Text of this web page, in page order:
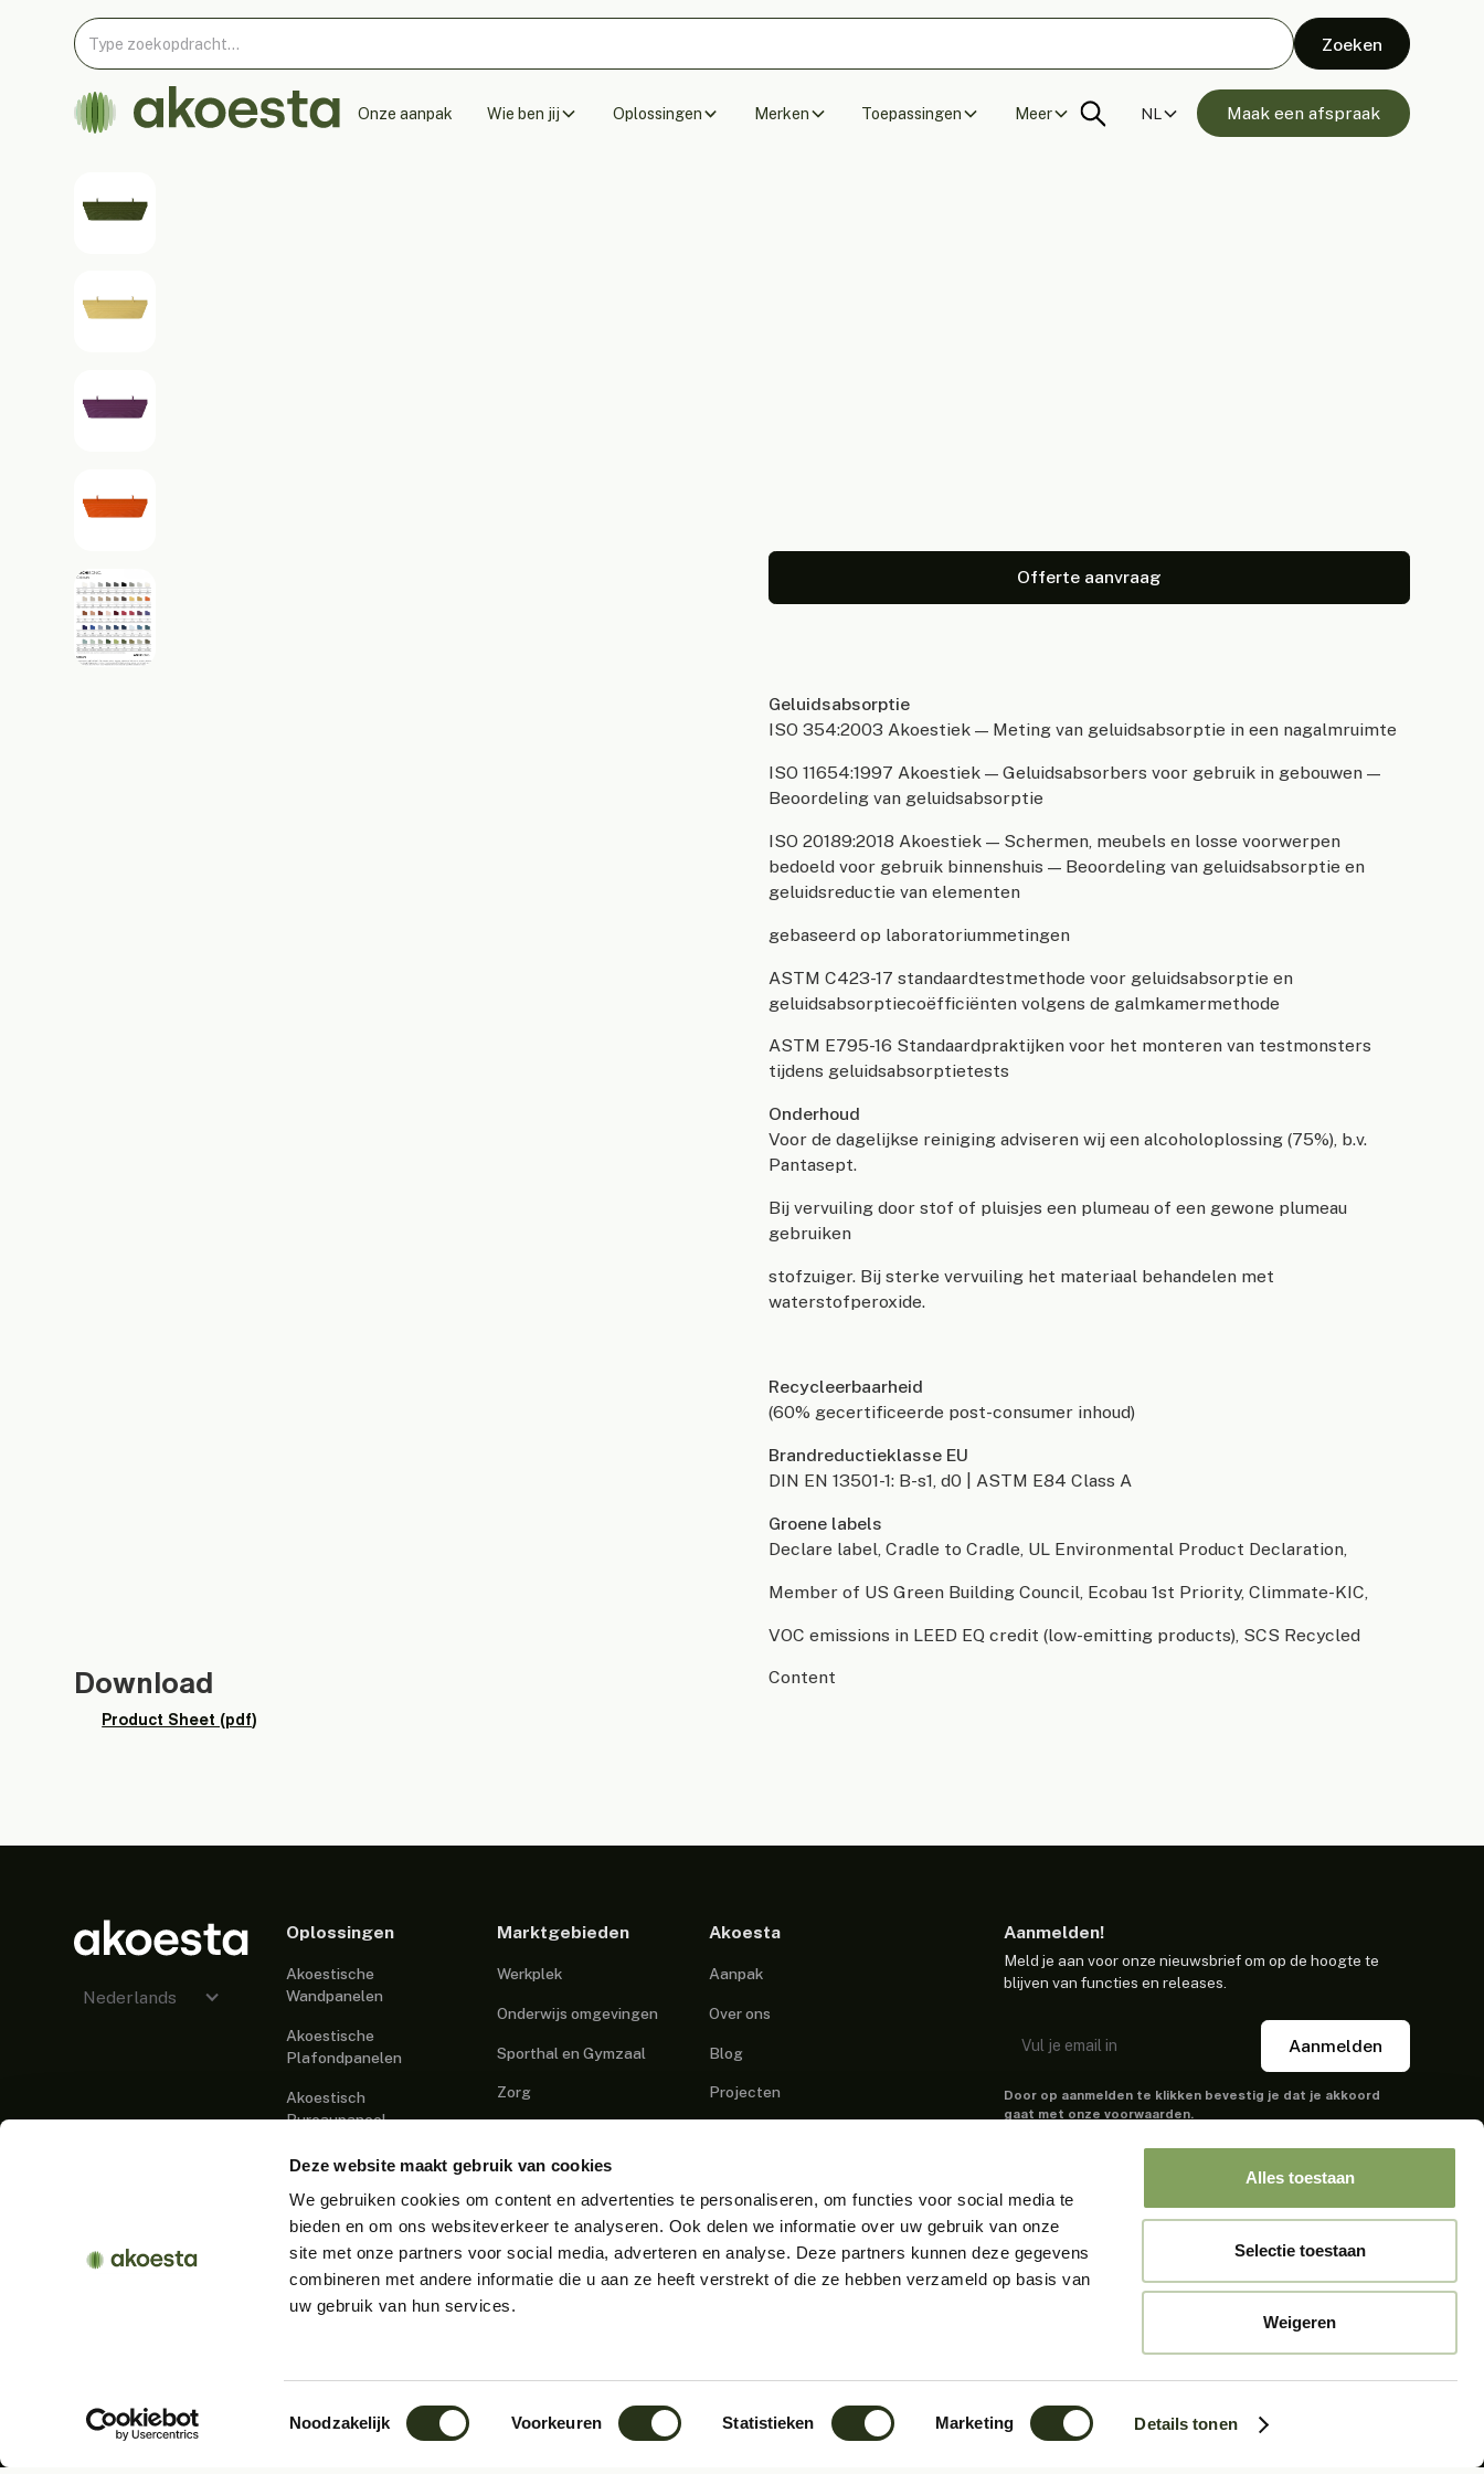
Deze website maakt gebruik van cookies
We gebruiken cookies om content en advertenties te personaliseren, om functies voor social media te
bieden en om ons websiteverkeer te analyseren. Ook delen we informatie over uw gebruik van onze
site met onze partners voor social media, adverteren en analyse. Deze partners kunnen deze gegevens
combineren met andere informatie die u aan ze heeft verstrekt of die ze hebben verzameld op basis van
uw gebruik van hun services.
Toestemmingsselectie
Noodzakelijk Voorkeuren Statistieken Marketing Details tonen
Alles toestaan
Selectie toestaan
Weigeren
Onze aanpak Wie ben jij Oplossingen Merken Toepassingen Meer NL Maak een afspraak
Download
Product Sheet (pdf)
Offerte aanvraag
Geluidsabsorptie
ISO 354:2003 Akoestiek — Meting van geluidsabsorptie in een nagalmruimte
ISO 11654:1997 Akoestiek — Geluidsabsorbers voor gebruik in gebouwen —
Beoordeling van geluidsabsorptie
ISO 20189:2018 Akoestiek — Schermen, meubels en losse voorwerpen
bedoeld voor gebruik binnenshuis — Beoordeling van geluidsabsorptie en
geluidsreductie van elementen
gebaseerd op laboratoriummetingen
ASTM C423-17 standaardtestmethode voor geluidsabsorptie en
geluidsabsorptiecoëfficiënten volgens de galmkamermethode
ASTM E795-16 Standaardpraktijken voor het monteren van testmonsters
tijdens geluidsabsorptietests
Onderhoud
Voor de dagelijkse reiniging adviseren wij een alcoholoplossing (75%), b.v.
Pantasept.
Bij vervuiling door stof of pluisjes een plumeau of een gewone plumeau
gebruiken
stofzuiger. Bij sterke vervuiling het materiaal behandelen met
waterstofperoxide.
Recycleerbaarheid
(60% gecertificeerde post-consumer inhoud)
Brandreductieklasse EU
DIN EN 13501-1: B-s1, d0 | ASTM E84 Class A
Groene labels
Declare label, Cradle to Cradle, UL Environmental Product Declaration,
Member of US Green Building Council, Ecobau 1st Priority, Climmate-KIC,
VOC emissions in LEED EQ credit (low-emitting products), SCS Recycled
Content
Nederlands
Oplossingen
Akoestische
Wandpanelen
Akoestische
Plafondpanelen
Akoestisch
Bureaupaneel
Akoestische
Akoestische Cabines
Akoestische Verlichting
Akoestisch Meubilair
Marktgebieden
Werkplek
Onderwijs omgevingen
Sporthal en Gymzaal
Zorg
Callcenters
Openbare Ruimtes
Industriële omgevingen
Akoesta
Aanpak
Over ons
Blog
Projecten
Aanmelden!
Meld je aan voor onze nieuwsbrief om op de hoogte te
blijven van functies en releases.
Aanmelden
Door op aanmelden te klikken bevestig je dat je akkoord
gaat met onze voorwaarden.
All rights reserved.